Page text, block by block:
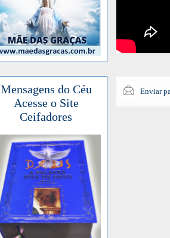
Mensagens do Céu
Acesse o Site
Ceifadores
Enviar